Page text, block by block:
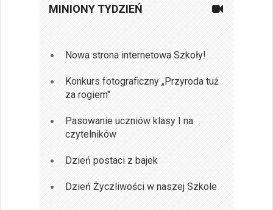
MINIONY TYDZIEŃ
Nowa strona internetowa Szkoły!
Konkurs fotograficzny „Przyroda tuż
za rogiem"
Pasowanie uczniów klasy I na
czytelników
Dzień postaci z bajek
Dzień Życzliwości w naszej Szkole